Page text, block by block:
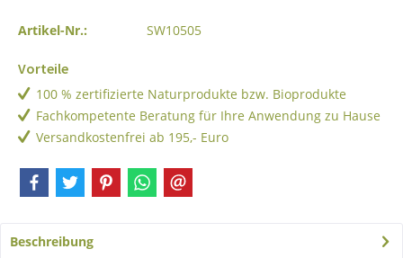
Artikel-Nr.: SW10505
Vorteile
100 % zertifizierte Naturprodukte bzw. Bioprodukte
Fachkompetente Beratung für Ihre Anwendung zu Hause
Versandkostenfrei ab 195,- Euro
Beschreibung